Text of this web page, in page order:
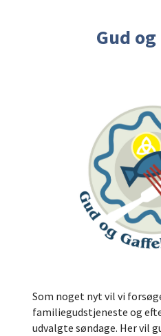
Gud
Som noget nyt vil vi
familiegudstjeneste og
udvalgte søndage. Her vil